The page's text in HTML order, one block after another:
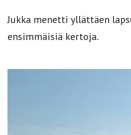
Jukka menetti yllättäen
ensimmäisiä kertoja.